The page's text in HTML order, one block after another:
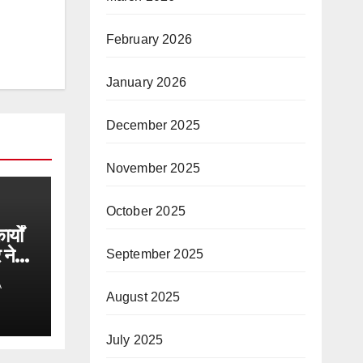
ने
February 2026
January 2026
December 2025
November 2025
October 2025
September 2025
August 2025
July 2025